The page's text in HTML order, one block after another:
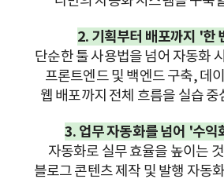
2. 기획부터 배포까지 '한
단순한 툴 사용법을 넘어 자동화
프론트엔드 및 백엔드 구축,데
웹 배포까지 전체 흐름을 실습
3. 업무 자동화를 넘어 '수익
자동화로 실무 효율을 높이는
블로그 콘텐츠 제작 및 발행 자동